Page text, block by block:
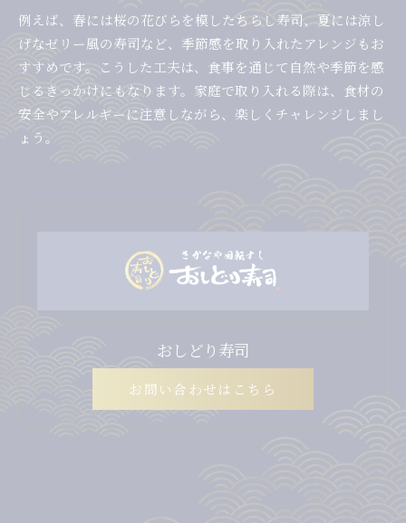
例えば、春には桜の花びらを模したちらし寿司、夏には涼し
げなゼリー風の寿司など、季節感を取り入れたアレンジもお
すすめです。こうした工夫は、食事を通じて自然や季節を感
じるきっかけにもなります。家庭で取り入れる際は、食材の
安全やアレルギーに注意しながら、楽しくチャレンジしまし
ょう。
おしどり寿司
お問い合わせはこちら